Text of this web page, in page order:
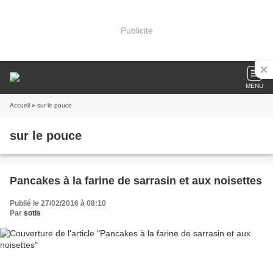
Publicité
MENU
Accueil » sur le pouce
sur le pouce
Pancakes à la farine de sarrasin et aux noisettes
Publié le 27/02/2016 à 08:10
Par sotis